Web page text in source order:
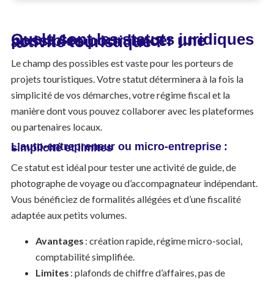
Quels sont les statuts juridiques possibles pour lancer une activité touristique ?
Le champ des possibles est vaste pour les porteurs de
projets touristiques. Votre statut déterminera à la fois la
simplicité de vos démarches, votre régime fiscal et la
manière dont vous pouvez collaborer avec les plateformes
ou partenaires locaux.
L’auto-entrepreneur ou micro-entreprise : simplicité et limites
Ce statut est idéal pour tester une activité de guide, de
photographe de voyage ou d’accompagnateur indépendant.
Vous bénéficiez de formalités allégées et d’une fiscalité
adaptée aux petits volumes.
Avantages : création rapide, régime micro-social,
comptabilité simplifiée.
Limites : plafonds de chiffre d’affaires, pas de